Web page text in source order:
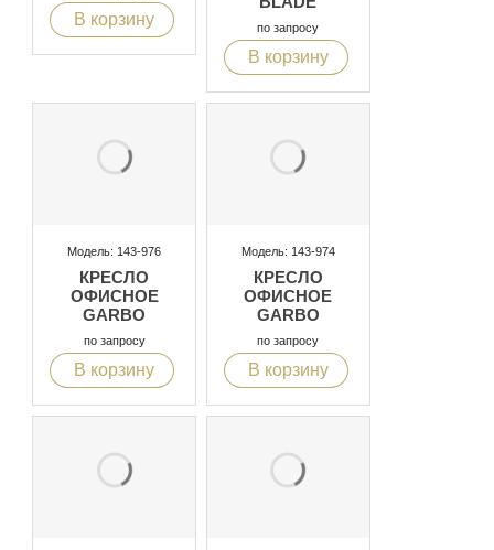
В корзину по запросу
В корзину
Модель: 143-976
КРЕСЛО
ОФИСНОЕ
GARBO
по запросу
В корзину
Модель: 143-974
КРЕСЛО
ОФИСНОЕ
GARBO
по запросу
В корзину